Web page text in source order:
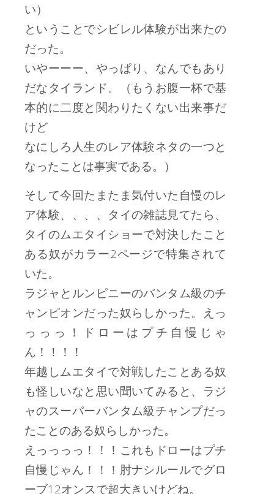
い）
ということでシビレル体験が出来たの
だった。
いやーーー、やっぱり、なんでもあり
だなタイランド。（もうお腹一杯で基
本的に二度と関わりたくない出来事だ
けど
なにしろ人生のレア体験ネタの一つと
なったことは事実である。）
そして今回たまたま気付いた自慢のレ
ア体験、、、、タイの雑誌見てたら、
タイのムエタイショーで対決したこと
ある奴がカラー2ページで特集されて
いた。
ラジャとルンピニーのバンタム級のチ
ャンピオンだった奴らしかった。えっ
っっっ！ドローはプチ自慢じゃ
ん！！！！
年越しムエタイで対戦したことある奴
も怪しいなと思い聞いてみると、ラジ
ャのスーパーバンタム級チャンプだっ
たことのある奴らしかった。
えっっっっ！！！これもドローはプチ
自慢じゃん！！！肘ナシルールでグロ
ーブ12オンスで超大きいけどね。